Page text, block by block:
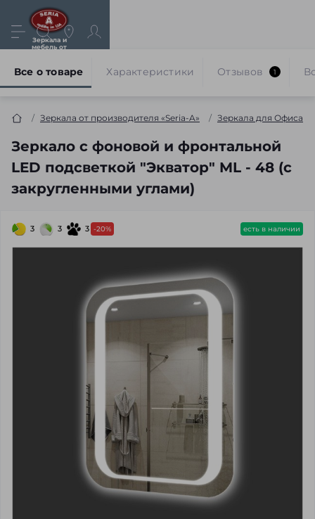
Зеркала и
мебель от
Зеркала от производителя «Seria-A» Зеркала для Офиса
Зеркало с фоновой и фронтальной
LED подсветкой "Экватор" ML - 48 (с
закругленными углами)
Все о товаре Характеристики Отзывов 1
3 3 3 -20% есть в наличии